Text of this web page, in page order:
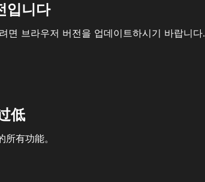
입니다
면 브라우저 버전을 업데이트하시기 바랍니다.
低
有功能。